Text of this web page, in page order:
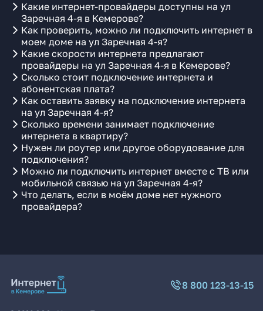
Какие интернет-провайдеры доступны на ул
Заречная 4-я в Кемерове?
Как проверить, можно ли подключить интернет в
моем доме на ул Заречная 4-я?
Какие скорости интернета предлагают
провайдеры на ул Заречная 4-я в Кемерове?
Сколько стоит подключение интернета и
абонентская плата?
Как оставить заявку на подключение интернета
на ул Заречная 4-я?
Сколько времени занимает подключение
интернета в квартиру?
Нужен ли роутер или другое оборудование для
подключения?
Можно ли подключить интернет вместе с ТВ или
мобильной связью на ул Заречная 4-я?
Что делать, если в моём доме нет нужного
провайдера?
8 800 123-13-15